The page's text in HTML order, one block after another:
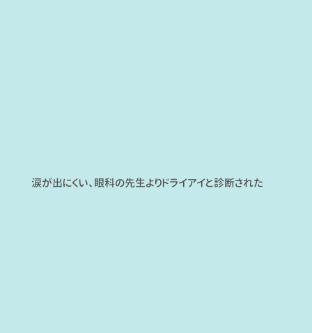
涙が出にくい、眼科の先生よりドライアイと診断された